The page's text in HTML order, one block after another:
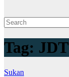
Tag: JDT
Sukan